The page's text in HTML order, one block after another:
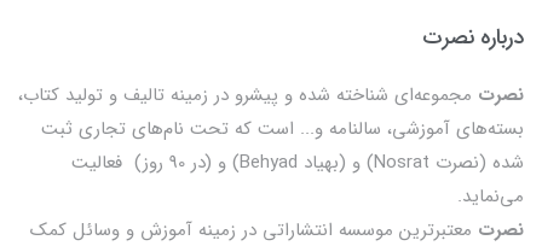
درباره نصرت
نصرت مجموعه‌ای شناخته شده و پیشرو در زمینه تالیف و تولید کتاب،
بسته‌های آموزشی، سالنامه و... است که تحت نام‌های تجاری ثبت
شده (نصرت Nosrat) و (بهیاد Behyad) و (در 90 روز) فعالیت
می‌نماید.
نصرت معتبرترین موسسه انتشاراتی در زمینه آموزش و وسائل کمک